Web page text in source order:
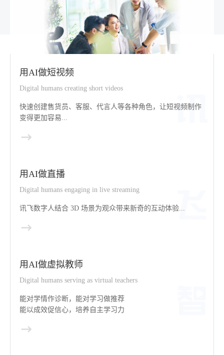
用AI做短视频
Digital humans creating short videos
快速创建售货员、客服、代言人等各种角色，让短视频制作
变得更加容易...
用AI做直播
Digital humans engaging in live streaming
讯飞数字人结合 3D 场景为观众带来新奇的互动体验...
用AI做虚拟教师
Digital humans serving as virtual teachers
能对学情作诊断，能对学习做推荐
能以成效促信心，培养自主学习力